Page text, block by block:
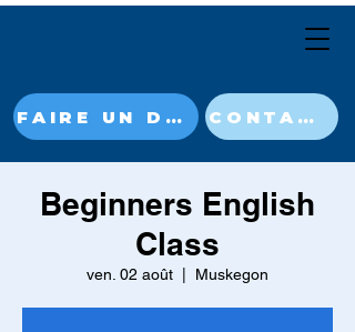
FAIRE UN DON MAINTENANT CONTACT
Beginners English
Class
ven. 02 août Muskegon